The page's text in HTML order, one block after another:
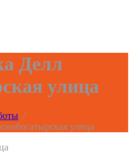
Делл
улица
/
улица